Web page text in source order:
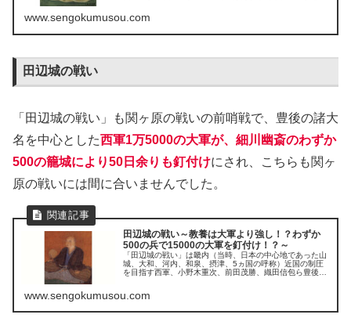
www.sengokumusou.com
田辺城の戦い
「田辺城の戦い」も関ヶ原の戦いの前哨戦で、豊後の諸大
名を中心とした西軍1万5000の大軍が、細川幽斎のわずか
500の籠城により50日余りも釘付けにされ、こちらも関ヶ
原の戦いには間に合いませんでした。
田辺城の戦い～教養は大軍より強し！？わずか
500の兵で15000の大軍を釘付け！？～
「田辺城の戦い」は畿内（当時、日本の中心地であった山
城、大和、河内、和泉、摂津、5ヵ国の呼称）近国の制圧
を目指す西軍、小野木重次、前田茂勝、織田信包ら豊後の
www.sengokumusou.com